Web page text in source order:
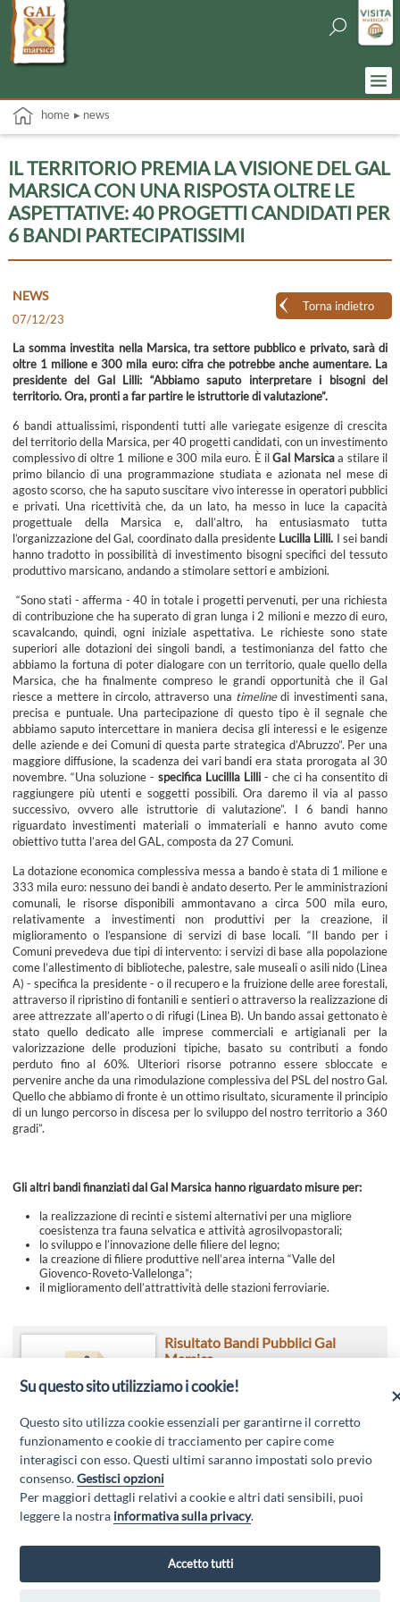
home ▸ news
IL TERRITORIO PREMIA LA VISIONE DEL GAL
MARSICA CON UNA RISPOSTA OLTRE LE
ASPETTATIVE: 40 PROGETTI CANDIDATI PER
6 BANDI PARTECIPATISSIMI
Torna indietro
NEWS
07/12/23
La somma investita nella Marsica, tra settore pubblico e privato, sarà di
oltre 1 milione e 300 mila euro: cifra che potrebbe anche aumentare. La
presidente del Gal Lilli: “Abbiamo saputo interpretare i bisogni del
territorio. Ora, pronti a far partire le istruttorie di valutazione”.
6 bandi attualissimi, rispondenti tutti alle variegate esigenze di crescita
del territorio della Marsica, per 40 progetti candidati, con un investimento
complessivo di oltre 1 milione e 300 mila euro. È ilGal Marsicaa stilare il
primo bilancio di una programmazione studiata e azionata nel mese di
agosto scorso, che ha saputo suscitare vivo interesse in operatori pubblici
e privati. Una ricettività che, da un lato, ha messo in luce la capacità
progettuale della Marsica e, dall’altro, ha entusiasmato tutta
l’organizzazione del Gal, coordinato dalla presidente Lucilla Lilli. I sei bandi
hanno tradotto in possibilità di investimento bisogni specifici del tessuto
produttivo marsicano, andando a stimolare settori e ambizioni.
“Sono stati - afferma - 40 in totale i progetti pervenuti, per una richiesta
di contribuzione che ha superato di gran lunga i 2 milioni e mezzo di euro,
scavalcando, quindi, ogni iniziale aspettativa. Le richieste sono state
superiori alle dotazioni dei singoli bandi, a testimonianza del fatto che
abbiamo la fortuna di poter dialogare con un territorio, quale quello della
Marsica, che ha finalmente compreso le grandi opportunità che il Gal
riesce a mettere in circolo, attraverso una timelinedi investimenti sana,
precisa e puntuale. Una partecipazione di questo tipo è il segnale che
abbiamo saputo intercettare in maniera decisa gli interessi e le esigenze
delle aziende e dei Comuni di questa parte strategica d’Abruzzo”. Per una
maggiore diffusione, la scadenza dei vari bandi era stata prorogata al 30
novembre. “Una soluzione - specifica Lucillla Lilli - che ci ha consentito di
raggiungere più utenti e soggetti possibili. Ora daremo il via al passo
successivo, ovvero alle istruttorie di valutazione”. I 6 bandi hanno
riguardato investimenti materiali o immateriali e hanno avuto come
obiettivo tutta l’area del GAL, composta da 27 Comuni.
La dotazione economica complessiva messa a bando è stata di 1 milione e
333 mila euro: nessuno dei bandi è andato deserto. Per le amministrazioni
comunali, le risorse disponibili ammontavano a circa 500 mila euro,
relativamente a investimenti non produttivi per la creazione, il
miglioramento o l’espansione di servizi di base locali. “Il bando per i
Comuni prevedeva due tipi di intervento: i servizi di base alla popolazione
come l’allestimento di biblioteche, palestre, sale museali o asili nido (Linea
A) - specifica la presidente - o il recupero e la fruizione delle aree forestali,
attraverso il ripristino di fontanili e sentieri o attraverso la realizzazione di
aree attrezzate all’aperto o di rifugi (Linea B). Un bando assai gettonato è
stato quello dedicato alle imprese commerciali e artigianali per la
valorizzazione delle produzioni tipiche, basato su contributi a fondo
perduto fino al 60%. Ulteriori risorse potranno essere sbloccate e
pervenire anche da una rimodulazione complessiva del PSL del nostro Gal.
Quello che abbiamo di fronte è un ottimo risultato, sicuramente il principio
di un lungo percorso in discesa per lo sviluppo del nostro territorio a 360
gradi”.
Gli altri bandi finanziati dal Gal Marsica hanno riguardato misure per:
la realizzazione di recinti e sistemi alternativi per una migliore
coesistenza tra fauna selvatica e attività agrosilvopastorali;
lo sviluppo e l’innovazione delle filiere del legno;
la creazione di filiere produttive nell’area interna “Valle del
Giovenco-Roveto-Vallelonga”;
il miglioramento dell’attrattività delle stazioni ferroviarie.
Risultato Bandi Pubblici Gal
Marsica
Su questo sito utilizziamo i cookie!
Questo sito utilizza cookie essenziali per garantirne il corretto
funzionamento e cookie di tracciamento per capire come
interagisci con esso. Questi ultimi saranno impostati solo previo
consenso.Gestisci opzioni
Per maggiori dettagli relativi a cookie e altri dati sensibili, puoi
leggere la nostra informativa sulla privacy.
Accetto tutti